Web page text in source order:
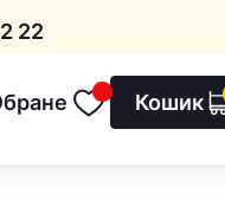
22
Кошик